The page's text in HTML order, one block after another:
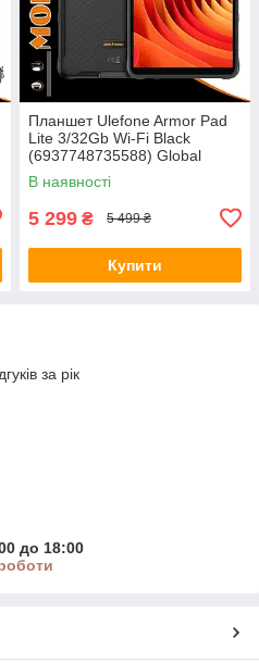
Планшет Ulefone Armor Pad
Lite 3/32Gb Wi-Fi Black
(6937748735588) Global
version
В наявності
5 299 ₴ 5 499 ₴
Купити
за рік
до 18:00